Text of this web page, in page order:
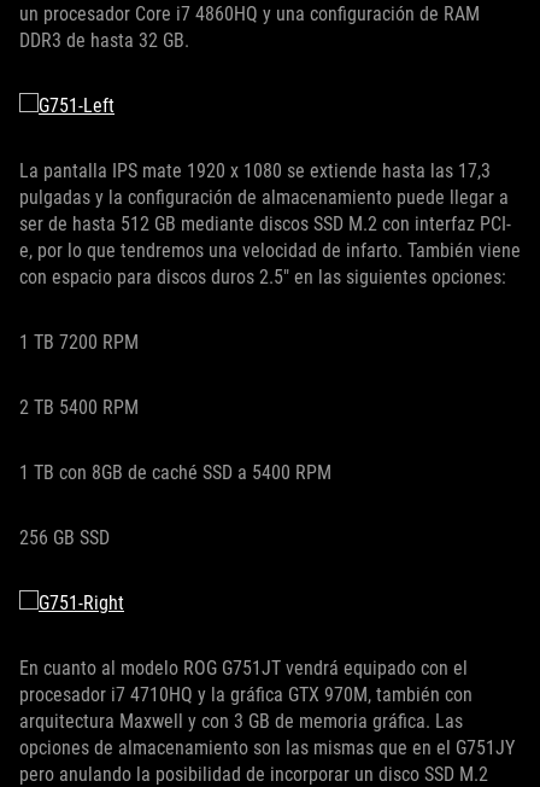
un procesador Core i7 4860HQ y una configuración de RAM
DDR3 de hasta 32 GB.
La pantalla IPS mate 1920 x 1080 se extiende hasta las 17,3
pulgadas y la configuración de almacenamiento puede llegar a
ser de hasta 512 GB mediante discos SSD M.2 con interfaz PCI-
e, por lo que tendremos una velocidad de infarto. También viene
con espacio para discos duros 2.5" en las siguientes opciones:
1 TB 7200 RPM
2 TB 5400 RPM
1 TB con 8GB de caché SSD a 5400 RPM
256 GB SSD
En cuanto al modelo ROG G751JT vendrá equipado con el
procesador i7 4710HQ y la gráfica GTX 970M, también con
arquitectura Maxwell y con 3 GB de memoria gráfica. Las
opciones de almacenamiento son las mismas que en el G751JY
pero anulando la posibilidad de incorporar un disco SSD M.2